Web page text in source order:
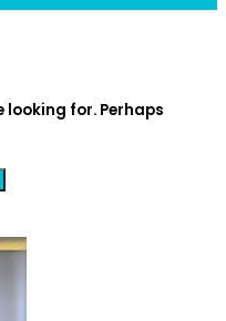
looking for. Perhaps